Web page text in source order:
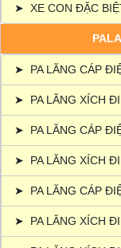
➤ XE CON ĐẶC
➤ PA LĂNG CÁP
➤ PA LĂNG XÍCH
➤ PA LĂNG CÁP
➤ PA LĂNG XÍCH
➤ PA LĂNG CÁP
➤ PA LĂNG XÍCH